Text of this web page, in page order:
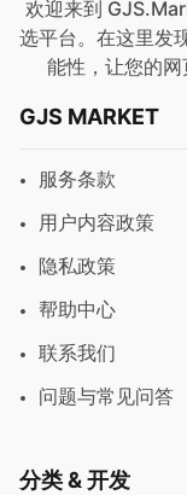
欢迎来到
选平台。在这里发
能性，让您的
GJS MARKET
服务条款
用户内容政策
隐私政策
帮助中心
联系我们
问题与常见问答
分类 & 开发